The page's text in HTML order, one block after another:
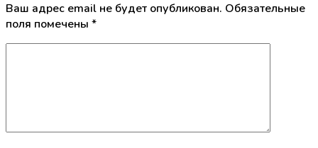
Ваш адрес email не будет опубликован. Обязательные
поля помечены *